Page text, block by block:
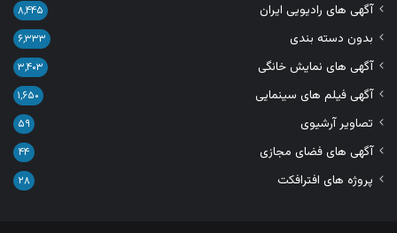
آگهی های رادیویی ایران ۸,۴۴۵
بدون دسته بندی ۶,۳۳۳
آگهی های نمایش خانگی ۳,۴۰۳
آگهی فیلم های سینمایی ۱,۶۵۰
تصاویر آرشیوی ۵۹
آگهی های فضای مجازی ۴۴
پروژه های افترافکت ۲۸